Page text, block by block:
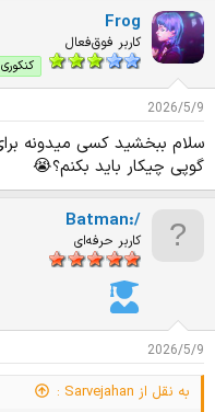
ی
ا
ز
ت
:
Frog
کاربر فوق‌فعال
کنکوری 1405
2026/5/9
گوپی چیکار باید بکنم؟😭
Batman:/
کاربر حرفه‌ای
2026/5/9
به نقل از Sarvejahan :